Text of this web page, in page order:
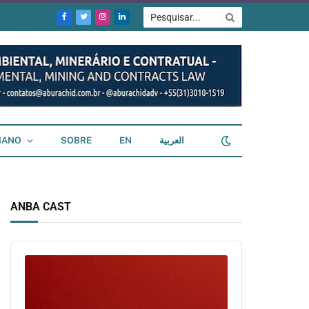
Facebook
TwitterInstagram
LinkedIn
SOBRE EN العربية
ANBA CAST
Audio
Player